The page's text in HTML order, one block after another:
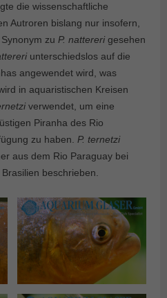
die wissenschaftliche
Autroren bislang nur insofern,
zu P. nattererigesehen
unterschiedslos auf die
angewendet wird, was
in aquaristischen Kreisen
verwendet, um eine
Piranha des Rio
zu haben. P. ternetzi
aus dem Rio Paraguay bei
beschrieben.